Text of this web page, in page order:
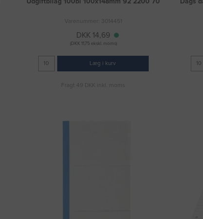
Varenummer: 3014451
DKK 14,69
(DKK 11,75 ekskl. moms)
Læg i kurv
Fragt 49 DKK inkl. moms